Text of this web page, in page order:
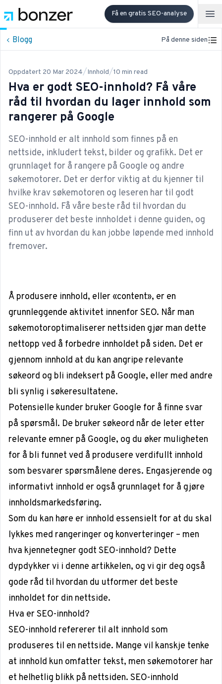
Få en gratis SEO-analyse
Blogg På denne siden
Oppdatert 20 Mar 2024/Innhold/10 min read
Hva er godt SEO-innhold? Få våre
råd til hvordan du lager innhold som
rangerer på Google
SEO-innhold er alt innhold som finnes på en
nettside, inkludert tekst, bilder og grafikk. Det er
grunnlaget for å rangere på Google og andre
søkemotorer. Det er derfor viktig at du kjenner til
hvilke krav søkemotoren og leseren har til godt
SEO-innhold. Få våre beste råd til hvordan du
produserer det beste innholdet i denne guiden, og
finn ut av hvordan du kan jobbe løpende med innhold
fremover.
Å produsere innhold, eller «content», er en
grunnleggende aktivitet innenfor SEO. Når man
søkemotoroptimaliserer nettsiden gjør man dette
nettopp ved å forbedre innholdet på siden. Det er
gjennom innhold at du kan angripe relevante
søkeord og bli indeksert på Google, eller med andre
bli synlig i søkeresultatene.
Potensielle kunder bruker Google for å finne svar
på spørsmål. De bruker søkeord når de leter etter
relevante emner på Google, og du øker muligheten
for å bli funnet ved å produsere verdifullt innhold
som besvarer spørsmålene deres. Engasjerende og
informativt innhold er også grunnlaget for å gjøre
innholdsmarkedsføring.
Som du kan høre er innhold essensielt for at du skal
lykkes med rangeringer og konverteringer – men
hva kjennetegner godt SEO-innhold? Dette
dypdykker vi i denne artikkelen, og vi gir deg også
gode råd til hvordan du utformer det beste
innholdet for din nettside.
Hva er SEO-innhold?
SEO-innhold refererer til alt innhold som
produseres til en nettside. Mange vil kanskje tenke
at innhold kun omfatter tekst, men søkemotorer har
et helhetlig blikk på nettsiden. SEO-innhold